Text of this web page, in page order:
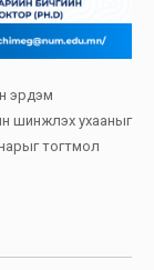
эрдэм
шинжлэх ухааныг
тогтмол